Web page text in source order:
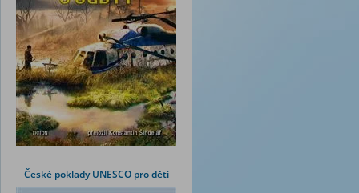
České poklady UNESCO pro děti